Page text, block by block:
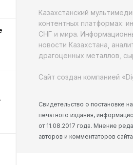
Казахстанский
контентных платформах:
СНГ и мира.
новости Казахстана,
драгоценных металлов,
Сайт создан компанией
Свидетельство о постановке
печатного издания,
от 11.08.2017 года. Мнение
авторов и комментаторов